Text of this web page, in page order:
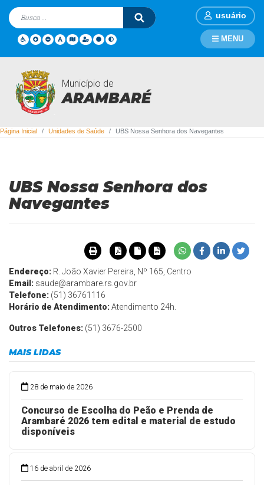
usuário
Município de
ARAMBARÉ
MENU
Unidades de Saúde
Página Inicial Unidades de Saúde UBS Nossa Senhora dos Navegantes
UBS Nossa Senhora dos
Navegantes
Endereço: R. João Xavier Pereira, Nº 165, Centro
Email: saude@arambare.rs.gov.br
Telefone: (51) 36761116
Horário de Atendimento:Atendimento 24h.
Outros Telefones: (51) 3676-2500
MAIS LIDAS
28 de maio de 2026
Concurso de Escolha do Peão e Prenda de
Arambaré 2026 tem edital e material de estudo
disponíveis
16 de abril de 2026